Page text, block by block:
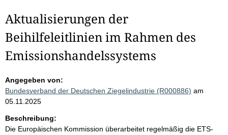
Aktualisierungen der
Beihilfeleitlinien im Rahmen des
Emissionshandelssystems
Angegeben von:
Bundesverband der Deutschen Ziegelindustrie (R000886) am
05.11.2025
Beschreibung:
Die Europäischen Kommission überarbeitet regelmäßig die ETS-